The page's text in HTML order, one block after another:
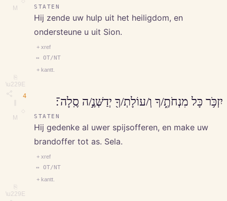
M
⎘
\u229E
M
STATEN
Hij zende uw hulp uit het heiligdom, en
ondersteune u uit Sion.
+ xref
↔ OT/NT
+ kantt.
4
⎘
\u229E
יִזְכֹּ֥ר כָּל מִנְחֹתֶ֑/ךָ וְ/עוֹלָתְ/ךָ֖ יְדַשְּׁנֶ֣/ה סֶֽלָה־׃
STATEN
Hij gedenke al uwer spijsofferen, en make uw
brandoffer tot as. Sela.
+ xref
↔ OT/NT
+ kantt.